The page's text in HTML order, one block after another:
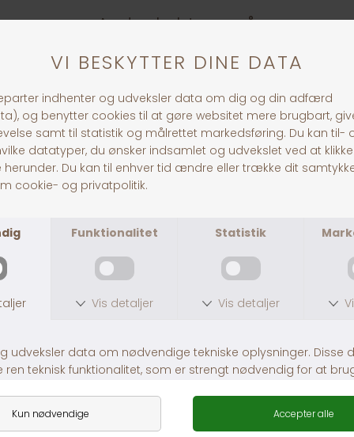
Andre købte også
DKK 269,00
KW Sår Gel m.klorhexidin
DKK 139,00